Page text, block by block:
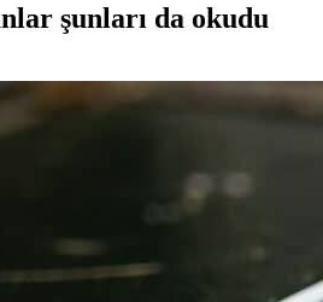
şunları da okudu